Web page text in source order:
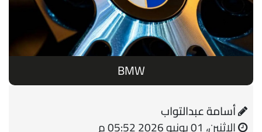
BMW
أسامة عبدالتواب
الإثنين، 01 يونيو 2026 05:52 م